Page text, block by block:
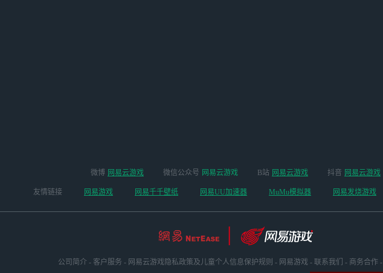
微博 网易云游戏 微信公众号 网易云游戏 B站 网易云游戏 抖音 网易云游戏
友情链接 网易游戏 网易千千壁纸 网易UU加速器 MuMu模拟器 网易发烧游戏
公司简介 - 客户服务 - 网易云游戏隐私政策及儿童个人信息保护规则 - 网易游戏 - 联系我们 - 商务合作 -